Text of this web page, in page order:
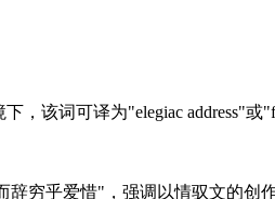
该词可译为"elegiac address"或
穷乎爱惜"，强调以情驭文的创